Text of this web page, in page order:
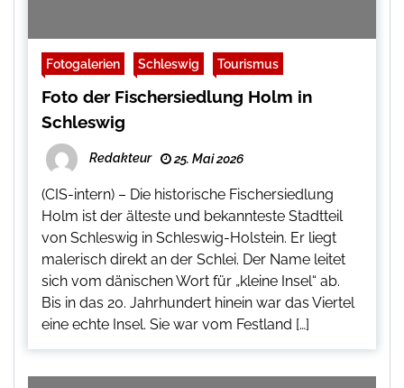
Fotogalerien Schleswig Tourismus
Foto der Fischersiedlung Holm in
Schleswig
Redakteur 25. Mai 2026
(CIS-intern) – Die historische Fischersiedlung
Holm ist der älteste und bekannteste Stadtteil
von Schleswig in Schleswig-Holstein. Er liegt
malerisch direkt an der Schlei. Der Name leitet
sich vom dänischen Wort für „kleine Insel“ ab.
Bis in das 20. Jahrhundert hinein war das Viertel
eine echte Insel. Sie war vom Festland […]